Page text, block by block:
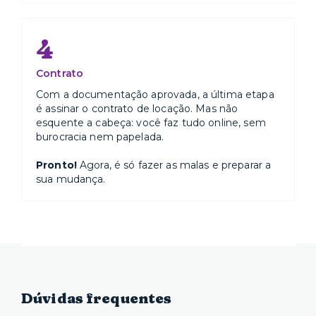
4
Contrato
Com a documentação aprovada, a última etapa
é assinar o contrato de locação. Mas não
esquente a cabeça: você faz tudo online, sem
burocracia nem papelada.
Pronto!Agora, é só fazer as malas e preparar a
sua mudança.
Dúvidas frequentes